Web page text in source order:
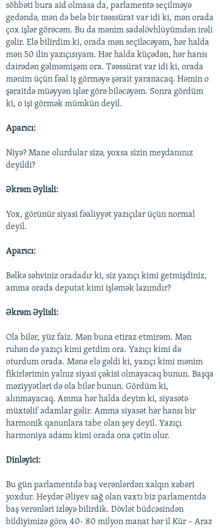
söhbəti bura aid olmasa da, parlamentə seçilməyə
gedəndə, mən də belə bir təəssürat var idi ki, mən orada
çox işlər görəcəm. Bu da mənim sadəlövhlüyümdən irəli
gəlir. Elə bilirdim ki, orada mən seçiləcəyəm, hər halda
mən 50 ilin yazıçısıyam. Hər halda küçədən, hər hansı
dairədən gəlməmişəm ora. Təəssürat var idi ki, orada
mənim üçün fəal iş görməyə şərait yaranacaq. Həmin o
şəraitdə müəyyən işlər görə biləcəyəm. Sonra gördüm
ki, o işi görmək mümkün deyil.
Aparıcı:
Niyə? Mane olurdular sizə, yoxsa sizin meydanınız
deyildi?
Əkrəm Əylisli:
Yox, görünür siyasi fəaliyyət yazıçılar üçün normal
deyil.
Aparıcı:
Bəlkə səhviniz oradadır ki, siz yazıçı kimi getmişdiniz,
amma orada deputat kimi işləmək lazımdır?
Əkrəm Əylisli:
Ola bilər, yüz faiz. Mən buna etiraz etmirəm. Mən
ruhən də yazıçı kimi getdim ora. Yazıçı kimi də
oturdum orada. Mənə elə gəldi ki, yazıçı kimi mənim
fikirlərimin yalnız siyasi çəkisi olmayacaq bunun. Başqa
məziyyətləri də ola bilər bunun. Gördüm ki,
alınmayacaq. Amma hər halda deyim ki, siyasətə
müxtəlif adamlar gəlir. Amma siyasət hər hansı bir
harmonik qanunlara tabe olan şey deyil. Yazıçı
harmoniya adamı kimi orada ona çətin olur.
Dinləyici:
Bu gün parlamentdə baş verənlərdən xalqın xəbəri
yoxdur. Heydər Əliyev sağ olan vaxtı biz parlamentdə
baş verənləri izləyə bilirdik. Dövlət büdcəsindən
bildiyimizə görə, 40- 80 milyon manat hər il Kür – Araz